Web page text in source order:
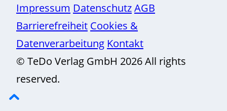
Impressum DatenschutzAGB
Barrierefreiheit Cookies &
Datenverarbeitung Kontakt
© TeDo Verlag GmbH 2026 All rights
reserved.